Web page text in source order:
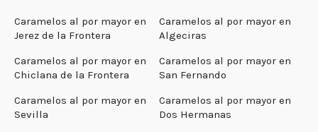
Caramelos al por mayor en
Jerez de la Frontera
Caramelos al por mayor en
Algeciras
Caramelos al por mayor en
Chiclana de la Frontera
Caramelos al por mayor en
San Fernando
Caramelos al por mayor en
Sevilla
Caramelos al por mayor en
Dos Hermanas